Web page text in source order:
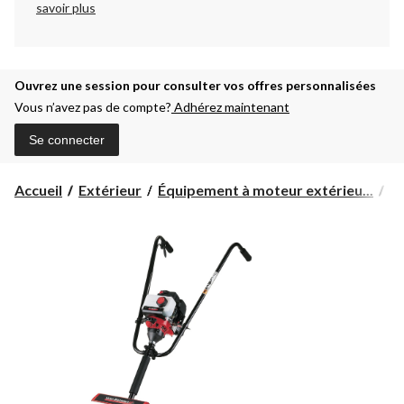
savoir plus
Ouvrez une session pour consulter vos offres personnalisées
Vous n’avez pas de compte? Adhérez maintenant
Se connecter
Accueil Extérieur Équipement à moteur extérieu...